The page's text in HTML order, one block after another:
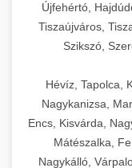
Újfehértó,
Tiszaújváros,
Szikszó,
Hévíz, Tapolca,
Nagykanizsa,
Encs, Kisvárda,
Mátészalka,
Nagykálló,